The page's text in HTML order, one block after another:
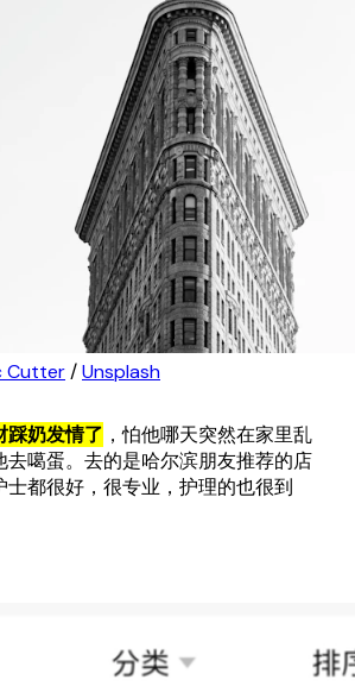
Cutter / Unsplash
踩奶发情了 ，怕他哪天突然在家里乱
去噶蛋。去的是哈尔滨朋友推荐的店
士都很好，很专业，护理的也很到